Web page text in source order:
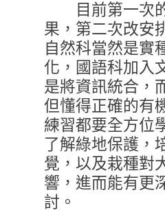
目前第一次的
果，第二次改安
自然科當然是實
化，國語科加入
是將資訊統合，
但懂得正確的有
練習都要全方位
了解綠地保護，
覺，以及栽種對
響，進而能有更
討。